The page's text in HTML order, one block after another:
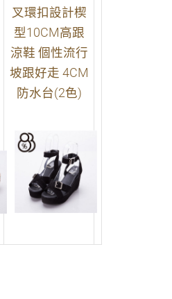
叉環扣設計楔
型10CM高跟
涼鞋 個性流行
坡跟好走 4CM
防水台(2色)